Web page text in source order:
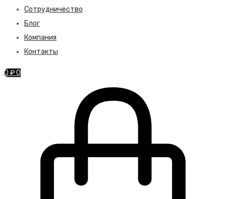
Сотрудничество
Блог
Компания
Контакты
0 ₽0